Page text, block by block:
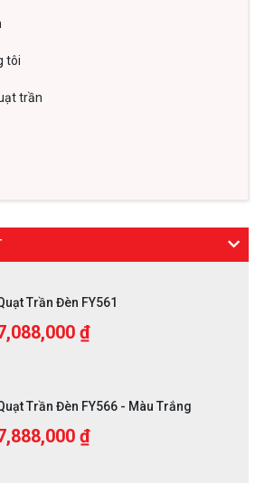
tôi
trần
Trần Đèn FY561
₫
Trần Đèn FY566 - Màu Trắng
₫